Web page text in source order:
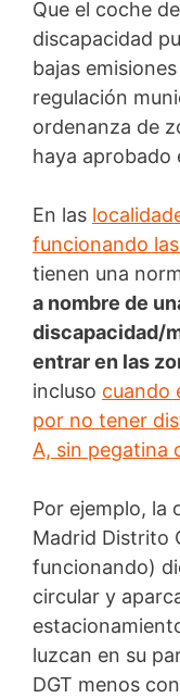
Que el coche
discapacidad
bajas
regulación
ordenanza de
haya aprobado
En las
funcionando
tienen una
a nombre de
discapacidad/
entrar en las
incluso cuando
por no tener
A, sin pegatina
Por ejemplo, la
Madrid Distrito
funcionando)
circular y
luzcan en su
DGT menos